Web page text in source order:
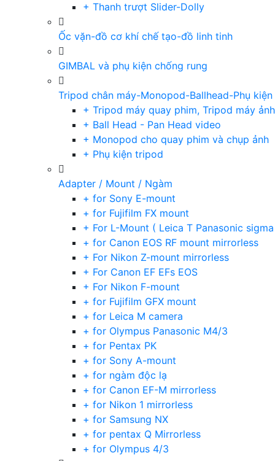
+ Thanh trượt Slider-Dolly
Ốc vặn-đồ cơ khí chế tạo-đồ linh tinh
GIMBAL và phụ kiện chống rung
Tripod chân máy-Monopod-Ballhead-Phụ kiện
+ Tripod máy quay phim, Tripod máy
+ Ball Head - Pan Head video
+ Monopod cho quay phim và chụp ảnh
+ Phụ kiện tripod
Adapter / Mount / Ngàm
+ for Sony E-mount
+ for Fujifilm FX mount
+ For L-Mount ( Leica T Panasonic
+ for Canon EOS RF mount mirrorless
+ For Nikon Z-mount mirrorless
+ For Canon EF EFs EOS
+ For Nikon F-mount
+ for Fujifilm GFX mount
+ for Leica M camera
+ for Olympus Panasonic M4/3
+ for Pentax PK
+ for Sony A-mount
+ for ngàm độc lạ
+ for Canon EF-M mirrorless
+ for Nikon 1 mirrorless
+ for Samsung NX
+ for pentax Q Mirrorless
+ for Olympus 4/3